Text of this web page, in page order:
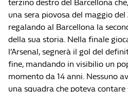
terzino destro del Barcellona
una sera piovosa del maggio
regalando al Barcellona la
della sua storia. Nella finale
l’Arsenal, segnerà il gol del
fine, mandando in visibilio un
momento da 14 anni. Nessuno
una squadra che poteva